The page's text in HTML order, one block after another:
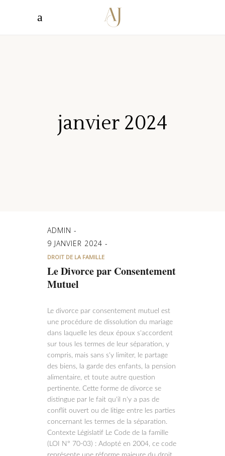
janvier 2024
ADMIN
9 JANVIER 2024
DROIT DE LA FAMILLE
Le Divorce par Consentement
Mutuel
Le divorce par consentement mutuel est
une procédure de dissolution du mariage
dans laquelle les deux époux s'accordent
sur tous les termes de leur séparation, y
compris, mais sans s'y limiter, le partage
des biens, la garde des enfants, la pension
alimentaire, et toute autre question
pertinente. Cette forme de divorce se
distingue par le fait qu'il n'y a pas de
conflit ouvert ou de litige entre les parties
concernant les termes de la séparation.
Contexte Législatif Le Code de la famille
(LOI N° 70-03) : Adopté en 2004, ce code